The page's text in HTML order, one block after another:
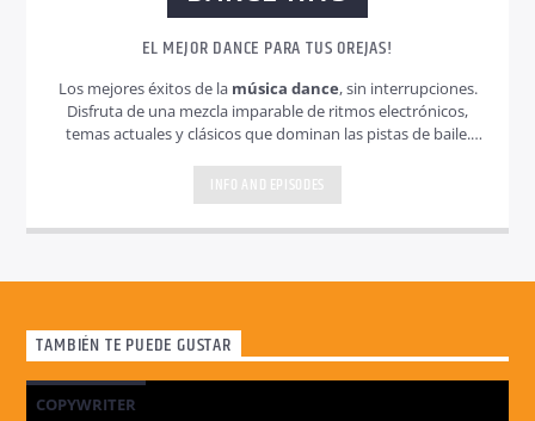
EL MEJOR DANCE PARA TUS OREJAS!
Los mejores éxitos de la música dance, sin interrupciones.
Disfruta de una mezcla imparable de ritmos electrónicos,
temas actuales y clásicos que dominan las pistas de baile.
energía!
INFO AND EPISODES
TAMBIÉN TE PUEDE GUSTAR
COPYWRITER